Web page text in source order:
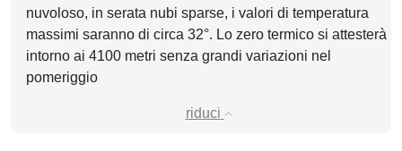
nuvoloso, in serata nubi sparse, i valori di temperatura
massimi saranno di circa 32°. Lo zero termico si attesterà
intorno ai 4100 metri senza grandi variazioni nel
pomeriggio
riduci